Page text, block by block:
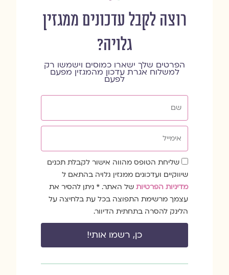
רוצה לקבל עדכונים ממגזין
גלויה?
הפרטים שלך ישארו כמוסים וישמשו רק
למשלוח אגרת עדכון מהמגזין מפעם
לפעם
שדה
הסכמה
שליחת הטופס מהווה אישור לקבלת תכנים
שיווקיים ועדכונים ממגזין גלויה בהתאם ל
מדיניות הפרטיות של האתר. * ניתן להסיר את
עצמך מרשימת התפוצה בכל עת בלחיצה על
הלינק להסרה בתחתית הדיוור.
כן, רשמו אותי!